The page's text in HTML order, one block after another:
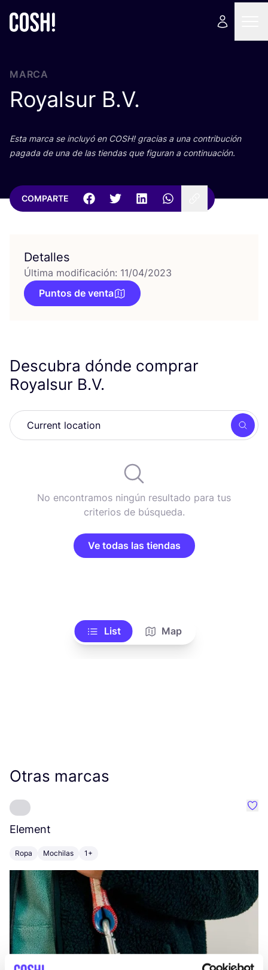
MARCA
Royalsur B.V.
Esta mar­ca se inclu­yó en COSH! gra­cias a una con­tri­bu­ción
paga­da de una de las tien­das que figu­ran a continuación.
COMPARTE
Detalles
Última modificación: 11/04/2023
Puntos de venta
Descubra dónde comprar
Royalsur B.V.
No encontramos ningún resultado para tus
criterios de búsqueda.
Ve todas las tiendas
List Map
Otras marcas
Element
Ropa Mochilas 1+